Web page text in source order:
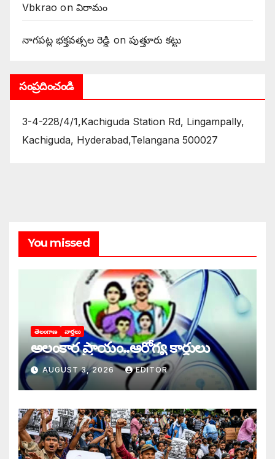
Vbkrao onవిరామం
నాగపట్ల భక్తవత్సల రెడ్డి onపుత్తూరు కట్టు
సంప్రదించండి
3-4-228/4/1,Kachiguda Station Rd, Lingampally,
Kachiguda, Hyderabad,Telangana 500027
You missed
తెలంగాణ వార్తలు
అలంకార ప్రాయం..ఆరోగ్య కార్డులు
AUGUST 3, 2026 EDITOR